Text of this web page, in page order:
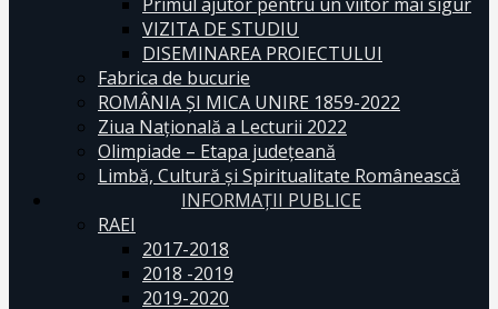
VIZITA DE STUDIU
DISEMINAREA PROIECTULUI
Fabrica de bucurie
ROMÂNIA ŞI MICA UNIRE 1859-2022
Ziua Naţională a Lecturii 2022
Olimpiade – Etapa judeţeană
Limbă, Cultură și Spiritualitate Românească
INFORMAŢII PUBLICE
RAEI
2017-2018
2018 -2019
2019-2020